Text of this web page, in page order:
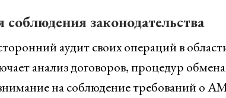
законодательства
аудит своих операций в
анализ договоров, процедур
на соблюдение требований о